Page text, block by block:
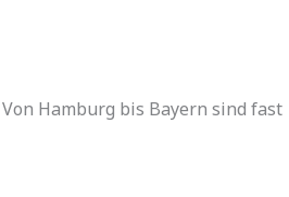
Hamburg bis Bayern sind fast